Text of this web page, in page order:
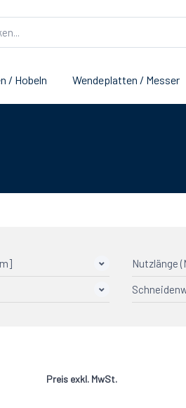
/ Hobeln Wendeplatten / Messer
Nutzlänge
Preis exkl. MwSt.